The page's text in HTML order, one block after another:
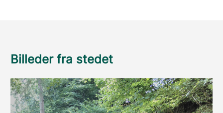
Billeder fra stedet